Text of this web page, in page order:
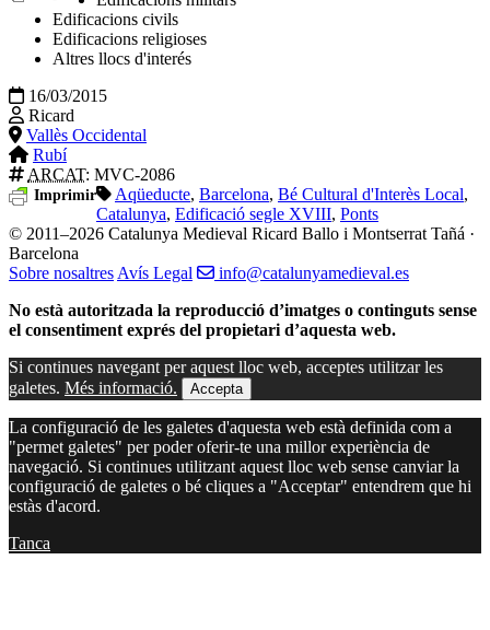
Edificacions civils
Edificacions religioses
Altres llocs d'interés
16/03/2015
Ricard
Vallès Occidental
Rubí
ARCAT: MVC-2086
Imprimir Aqüeducte, Barcelona, Bé Cultural d'Interès Local,
Catalunya, Edificació segle XVIII, Ponts
© 2011–2026 Catalunya Medieval Ricard Ballo i Montserrat Tañá ·
Barcelona
Sobre nosaltres Avís Legal
info@catalunyamedieval.es
No està autoritzada la reproducció d’imatges o continguts sense
el consentiment exprés del propietari d’aquesta web.
Si continues navegant per aquest lloc web, acceptes utilitzar les
galetes. Més informació. Accepta
La configuració de les galetes d'aquesta web està definida com a
"permet galetes" per poder oferir-te una millor experiència de
navegació. Si continues utilitzant aquest lloc web sense canviar la
configuració de galetes o bé cliques a "Acceptar" entendrem que hi
estàs d'acord.
Tanca